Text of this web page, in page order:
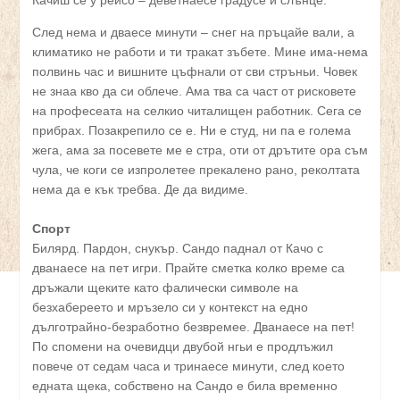
След нема и дваесе минути – снег на пръцайе вали, а
климатико не работи и ти тракат зъбете. Мине има-нема
полвинь час и вишните цъфнали от сви стръньи. Човек
не знаа кво да си облече. Ама тва са част от рисковете
на професеата на селкио читалищен работник. Сега се
прибрах. Позакрепило се е. Ни е студ, ни па е голема
жега, ама за посевете ме е стра, оти от дрътите ора съм
чула, че коги се изпролетее прекалено рано, реколтата
нема да е кък требва. Де да видиме.
Спорт
Билярд. Пардон, снукър. Сандо паднал от Качо с
дванаесе на пет игри. Прайте сметка колко време са
дръжали щеките като фалически символе на
безхабереето и мръзело си у контекст на едно
дълготрайно-безработно безвремее. Дванаесе на пет!
По спомени на очевидци двубой нгьи е продлъжил
повече от седам часа и тринаесе минути, след което
едната щека, собствено на Сандо е била временно